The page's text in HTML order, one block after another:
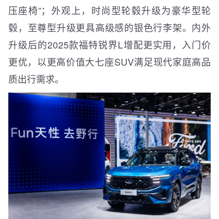
压座椅”；外观上，时尚型轮毂升级为豪华型轮
毂，至尊型升级更具高级感的银色行李架。内外
升级后的2025款福特锐界L增配更实用，入门价
更优，以更高价值大七座SUV满足现代家庭高品
质出行需求。